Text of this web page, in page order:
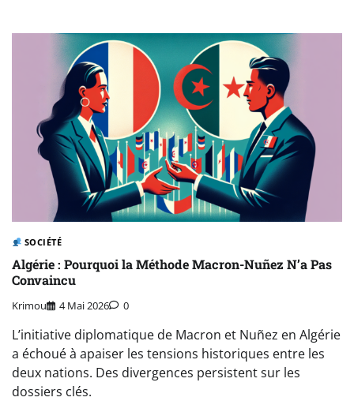
SOCIÉTÉ
Algérie : Pourquoi la Méthode Macron-Nuñez N’a Pas
Convaincu
Krimou 4 Mai 2026 0
L’initiative diplomatique de Macron et Nuñez en Algérie
a échoué à apaiser les tensions historiques entre les
deux nations. Des divergences persistent sur les
dossiers clés.